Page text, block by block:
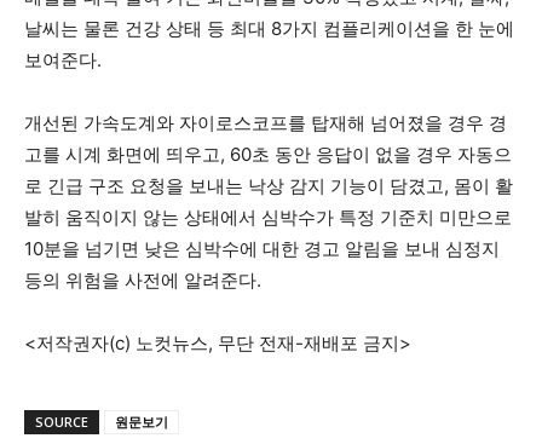
날씨는 물론 건강 상태 등 최대 8가지 컴플리케이션을 한 눈에
보여준다.
개선된 가속도계와 자이로스코프를 탑재해 넘어졌을 경우 경
고를 시계 화면에 띄우고, 60초 동안 응답이 없을 경우 자동으
로 긴급 구조 요청을 보내는 낙상 감지 기능이 담겼고, 몸이 활
발히 움직이지 않는 상태에서 심박수가 특정 기준치 미만으로
10분을 넘기면 낮은 심박수에 대한 경고 알림을 보내 심정지
등의 위험을 사전에 알려준다.
<저작권자(c) 노컷뉴스, 무단 전재-재배포 금지>
SOURCE 원문보기